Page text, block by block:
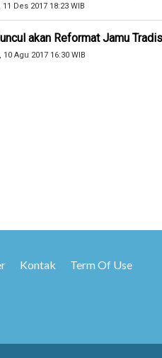
Des 2017 18:23 WIB
akan Reformat Jamu
10 Agu 2017 16:30 WIB
Kontak Term Of Use